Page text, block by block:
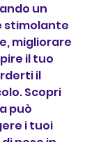
un
stimolante
migliorare
il tuo
il
Scopri
può
i tuoi